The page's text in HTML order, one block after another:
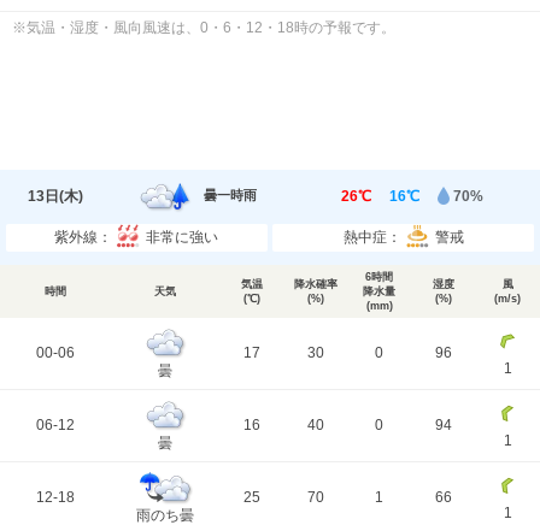
※気温・湿度・風向風速は、0・6・12・18時の予報です。
13日(木) 曇一時雨 26℃ 16℃ 70%
紫外線： 非常に強い 熱中症： 警戒
時間 天気
気温
(℃)
降水確率
(%)
6時間
降水量
(mm)
湿度
(%)
風
(m/s)
00-06
曇
17 30 0
96
1
06-12
曇
16 40 0
94
1
12-18
雨のち曇
25 70 1
66
1